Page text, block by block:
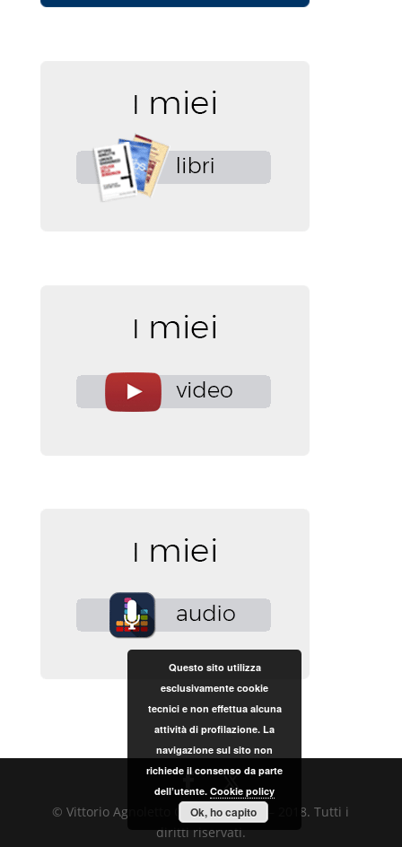
© Vittorio Agnoletto Copyright 2017 – 2018. Tutti i
diritti riservati.
Questo sito utilizza
esclusivamente cookie
tecnici e non effettua alcuna
attività di profilazione. La
navigazione sul sito non
richiede il consenso da parte
dell’utente. Cookie policy
Ok, ho capito